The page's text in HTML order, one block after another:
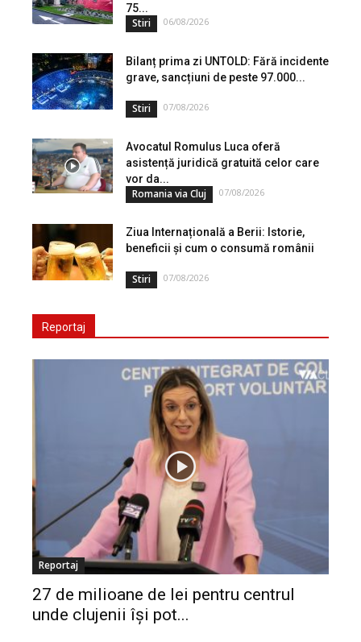
75...
Stiri 06/08/2026
Bilanț prima zi UNTOLD: Fără incidente
grave, sancțiuni de peste 97.000...
Stiri 07/08/2026
Avocatul Romulus Luca oferă
asistență juridică gratuită celor care
vor da...
Romania via Cluj 07/08/2026
Ziua Internațională a Berii: Istorie,
beneficii și cum o consumă românii
Stiri 07/08/2026
Reportaj
Reportaj
27 de milioane de lei pentru centrul
unde clujenii își pot...